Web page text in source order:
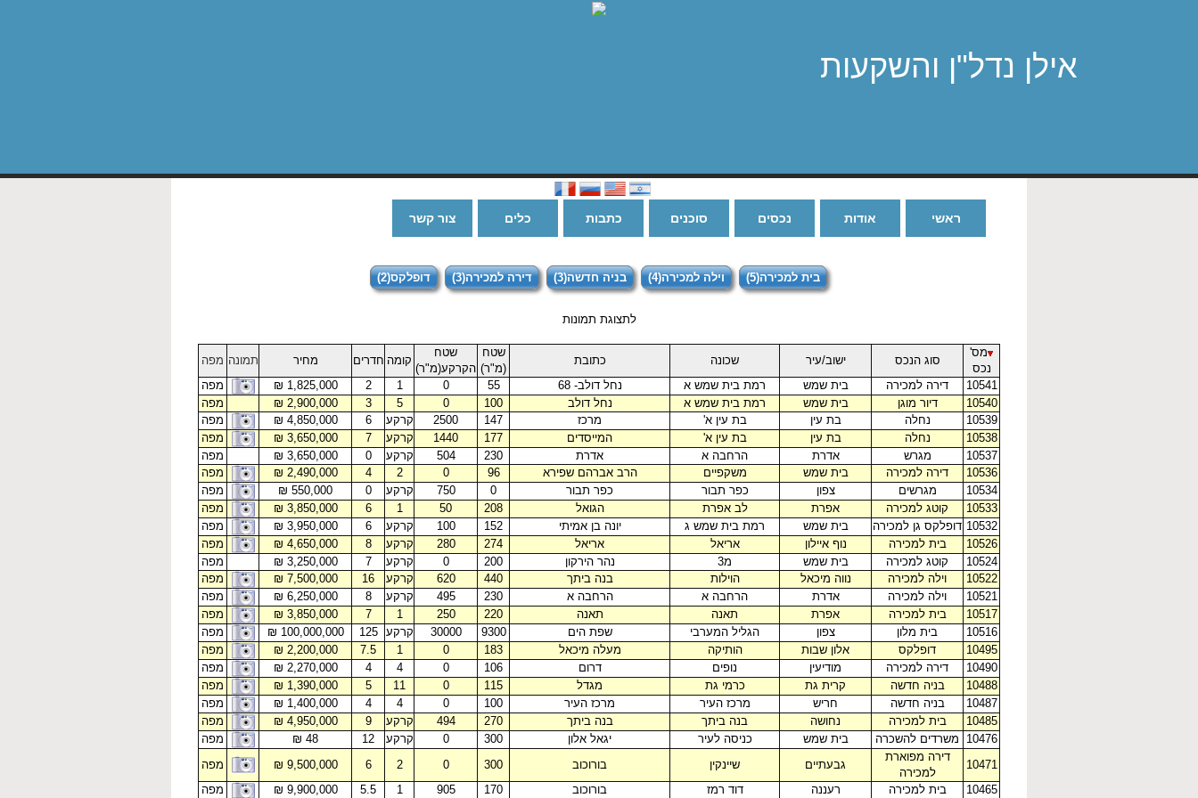
אילן נדל"ן והשקעות
ראשי אודות נכסים סוכנים כתבות כלים צור קשר
בית למכירה(5) וילה למכירה(4) בניה חדשה(3) דירה למכירה(3) דופלקס(2)
לתצוגת תמונות
מס'
נכס
סוג הנכס ישוב/עיר שכונה כתובת
שטח
(מ"ר)
שטח
הקרקע(מ"ר)
קומה חדרים מחיר תמונה מפה
10541
דירה למכירה בית שמש רמת בית שמש א נחל דולב- 68 55
0
1
2
₪ 1,825,000
מפה
10540
דיור מוגן בית שמש רמת בית שמש א נחל דולב 100
0
5
3
₪ 2,900,000
מפה
10539
נחלה בת עין בת עין א' מרכז 147
2500 קרקע 6
₪ 4,850,000
מפה
10538
נחלה בת עין בת עין א' המייסדים 177
1440 קרקע 7
₪ 3,650,000
מפה
10537
מגרש אדרת הרחבה א אדרת 230
504 קרקע 0
₪ 3,650,000
מפה
10536
דירה למכירה בית שמש משקפיים הרב אברהם שפירא 96
0
2
4
₪ 2,490,000
מפה
10534
מגרשים צפון כפר תבור כפר תבור 0
750 קרקע 0
₪ 550,000
מפה
10533
קוטג למכירה אפרת לב אפרת הגואל 208
50
1
6
₪ 3,850,000
מפה
10532 דופלקס גן למכירה בית שמש רמת בית שמש ג יונה בן אמיתי 152
100 קרקע 6
₪ 3,950,000
מפה
10526
בית למכירה נוף איילון אריאל אריאל 274
280 קרקע 8
₪ 4,650,000
מפה
10524
קוטג למכירה בית שמש מ3 נהר הירקון 200
0 קרקע 7
₪ 3,250,000
מפה
10522
וילה למכירה נווה מיכאל הוילות בנה ביתך 440
620 קרקע 16
₪ 7,500,000
מפה
10521
וילה למכירה אדרת הרחבה א הרחבה א 230
495 קרקע 8
₪ 6,250,000
מפה
10517
בית למכירה אפרת תאנה תאנה 220
250
1
7
₪ 3,850,000
מפה
10516
בית מלון צפון הגליל המערבי שפת הים 9300
30000 קרקע 125
₪ 100,000,000
מפה
10495
דופלקס אלון שבות הותיקה מעלה מיכאל 183
0
1
7.5
₪ 2,200,000
מפה
10490
דירה למכירה מודיעין נופים דרום 106
0
4
4
₪ 2,270,000
מפה
10488
בניה חדשה קרית גת כרמי גת מגדל 115
0
11
5
₪ 1,390,000
מפה
10487
בניה חדשה חריש מרכז העיר מרכז העיר 100
0
4
4
₪ 1,400,000
מפה
10485
בית למכירה נחושה בנה ביתך בנה ביתך 270
494 קרקע 9
₪ 4,950,000
מפה
10476
משרדים להשכרה בית שמש כניסה לעיר יגאל אלון 300
0 קרקע 12
₪ 48
מפה
10471
דירה מפוארת
למכירה
גבעתיים שיינקין בורוכוב 300
0
2
6
₪ 9,500,000
מפה
10465
בית למכירה רעננה דוד רמז בורוכוב 170
905
1
5.5
₪ 9,900,000 מפה